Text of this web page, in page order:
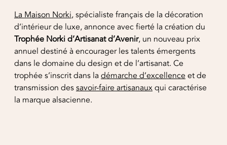
La Maison Norki, spécialiste français de la décoration
d’intérieur de luxe, annonce avec fierté la création du
Trophée Norki d’Artisanat d’Avenir, un nouveau prix
annuel destiné à encourager les talents émergents
dans le domaine du design et de l’artisanat. Ce
trophée s’inscrit dans la démarche d’excellence et de
transmission dessavoir-faire artisanauxqui caractérise
la marque alsacienne.
Contact
FR | EN